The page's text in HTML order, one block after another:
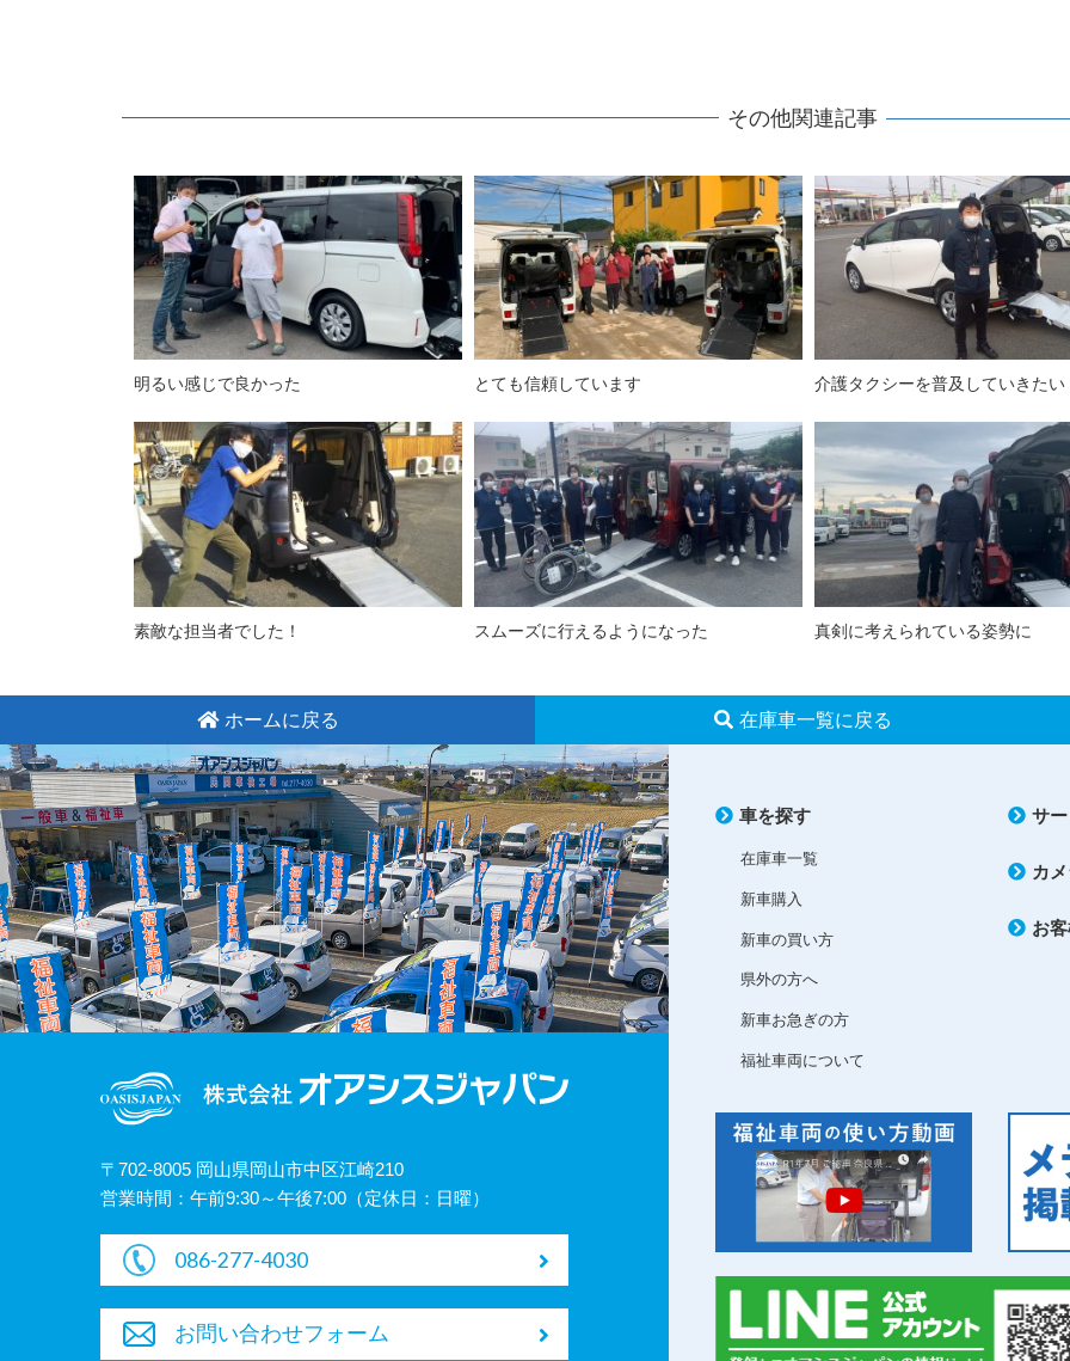
その他関連記事
明るい感じで良かった とても信頼しています 介護タクシーを普及していきたい
素敵な担当者でした！ スムーズに行えるようになった 真剣に考えられている姿勢に
ホームに戻る 在庫車一覧に戻る
〒702-8005 岡山県岡山市中区江崎210
営業時間：午前9:30～午後7:00（定休日：日曜）
086-277-4030
お問い合わせフォーム
車を探す
在庫車一覧
新車購入
新車の買い方
県外の方へ
新車お急ぎの方
福祉車両について
サ
カ
お